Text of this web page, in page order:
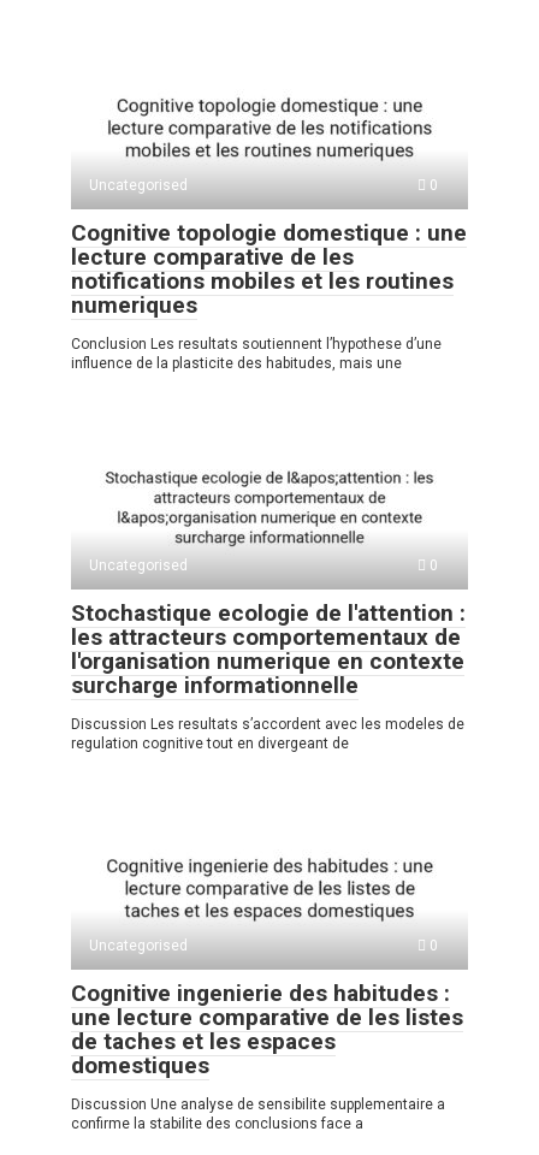
Uncategorised 0
Cognitive topologie domestique : une
lecture comparative de les
notifications mobiles et les routines
numeriques
Conclusion Les resultats soutiennent l’hypothese d’une
influence de la plasticite des habitudes, mais une
Uncategorised 0
Stochastique ecologie de l'attention :
les attracteurs comportementaux de
l'organisation numerique en contexte
surcharge informationnelle
Discussion Les resultats s’accordent avec les modeles de
regulation cognitive tout en divergeant de
Uncategorised 0
Cognitive ingenierie des habitudes :
une lecture comparative de les listes
de taches et les espaces
domestiques
Discussion Une analyse de sensibilite supplementaire a
confirme la stabilite des conclusions face a